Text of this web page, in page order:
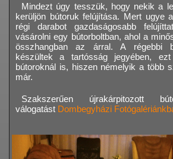
Mindezt úgy tesszük, hogy nekik a
kerüljön bútoruk felújítása. Mert ugye
régi darabot gazdaságosabb
vásárolni egy bútorboltban, ahol a
összhangban az árral. A régebbi
készültek a tartósság jegyében,
bútoroknál is, hiszen némelyik a több
már.
Szakszerűen újrakárpitozott
válogatást Dombegyházi